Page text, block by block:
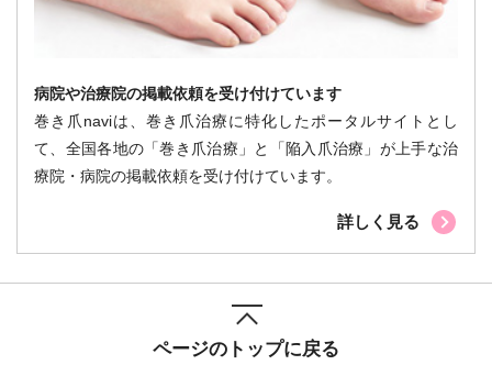
病院や治療院の掲載依頼を受け付けています
巻き爪naviは、巻き爪治療に特化したポータルサイトとし
て、全国各地の「巻き爪治療」と「陥入爪治療」が上手な治
療院・病院の掲載依頼を受け付けています。
詳しく見る
ページのトップに戻る